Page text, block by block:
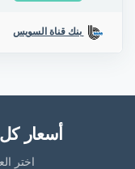
بنك قناة السويس
أسعار
اختر